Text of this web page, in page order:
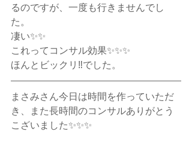
るのですが、一度も行きませんでし
た。
凄い✨✨
これってコンサル効果✨✨✨
ほんとビックリ‼️でした。
まさみさん今日は時間を作っていただ
き、また長時間のコンサルありがとう
こざいました✨✨✨